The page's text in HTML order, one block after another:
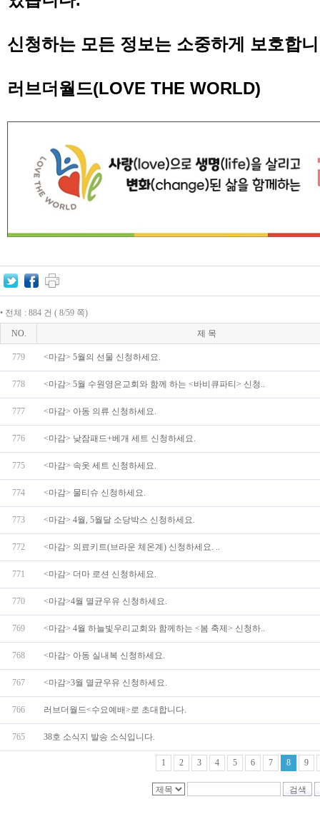
신청하는 모든 정보는 소중하게 보호합
러브더월드(LOVE THE WORLD)
• 전체 : 884 건 ( 8/59 쪽)
NO. 제 목
779 <마감> 5월의 선물 신청하세요.
778 <마감> 5월 수원영은교회와 함께 하는 <바비큐파티> 신청..
777 <마감> 아동 의류 신청하세요.
776 <마감> 낮잠패드+베개 세트 신청하세요.
775 <마감> 속옷 세트 신청하세요.
774 <마감> 물티슈 신청하세요.
773 <마감> 4월, 5월달 소당박스 신청하세요.
772 <마감> 의료키트(브라운 체온계) 신청하세요. ..
771 <마감> 더마 로션 신청하세요.
770 <마감>4월 멸균우유 신청하세요.
769 <마감> 4월 하늘빛우리교회와 함께하는 <봄 축제> 신청하..
768 <마감> 아동 실내복 신청하세요.
767 <마감>3월 멸균우유 신청하세요.
766 러브더월드<수요예배>로 초대합니다.
765 38호 소식지 발송 소식입니다.
1 2 3 4 5 6 7 8 9
검색